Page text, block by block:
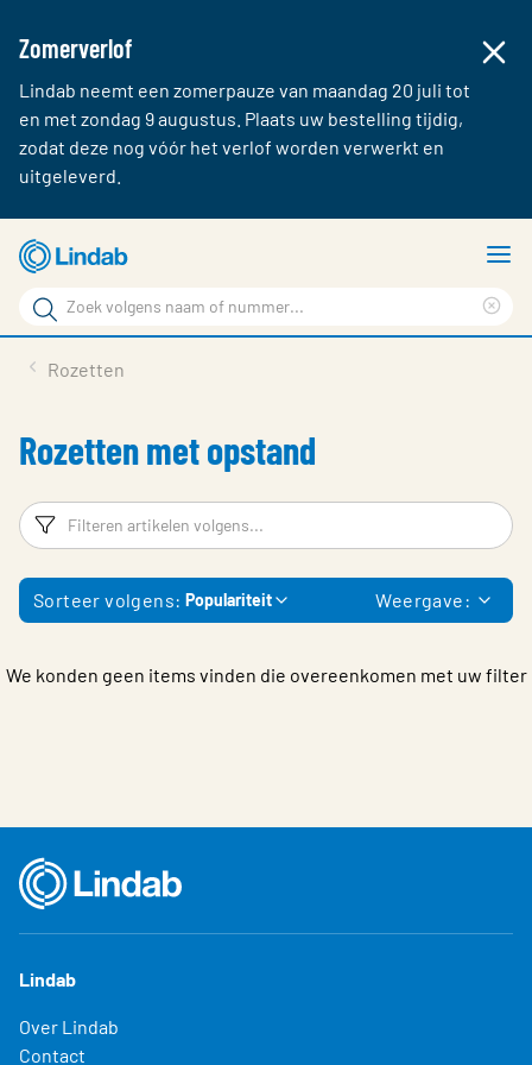
Zomerverlof
Lindab neemt een zomerpauze van maandag 20 juli tot
en met zondag 9 augustus. Plaats uw bestelling tijdig,
zodat deze nog vóór het verlof worden verwerkt en
uitgeleverd.
naar
hoofdinhoud
Zoek
Zoek
Contact
Inloggen
Choose languge
Rozetten
Rozetten met opstand
Filters
Sorteer volgens: Populariteit Weergave:
We konden geen items vinden die overeenkomen met uw filter
Lindab
Over Lindab
Contact